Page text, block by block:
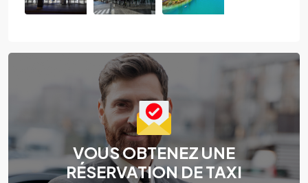
VOUS OBTENEZ UNE
RÉSERVATION DE TAXI